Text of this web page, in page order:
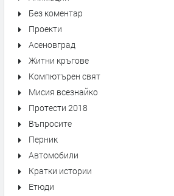
Без коментар
Проекти
Асеновград
Житни кръгове
Компютърен свят
Мисия всезнайко
Протести 2018
Въпросите
Перник
Автомобили
Кратки истории
Етюди